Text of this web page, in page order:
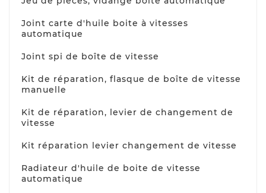
Joint carte d'huile boite à vitesses
automatique
Joint spi de boîte de vitesse
Kit de réparation, flasque de boîte de vitesse
manuelle
Kit de réparation, levier de changement de
vitesse
Kit réparation levier changement de vitesse
Radiateur d'huile de boite de vitesse
automatique